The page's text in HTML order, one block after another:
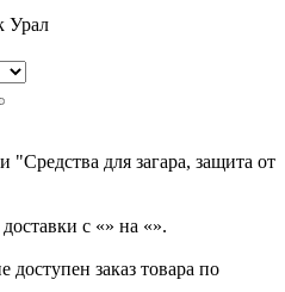
Урал
для загара, защита от
с «» на «».
доступен заказ товара по